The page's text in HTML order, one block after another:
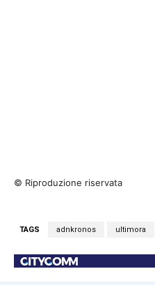
© Riproduzione riservata
TAGS adnkronos ultimora